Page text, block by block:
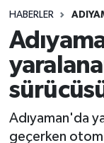
HABERLER
Adıyaman'da
geçerken
Spor
Teknoloji
Yaşam